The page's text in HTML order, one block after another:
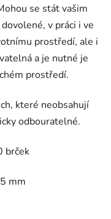
se stát vašim
v práci i ve
prostředí, ale i
a je nutné je
prostředí.
které neobsahují
odbouratelné.
brček
mm